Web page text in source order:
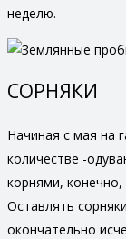
неделю.
СОРНЯКИ
Начиная с мая на
количестве -
корнями, конечно,
Оставлять
окончательно